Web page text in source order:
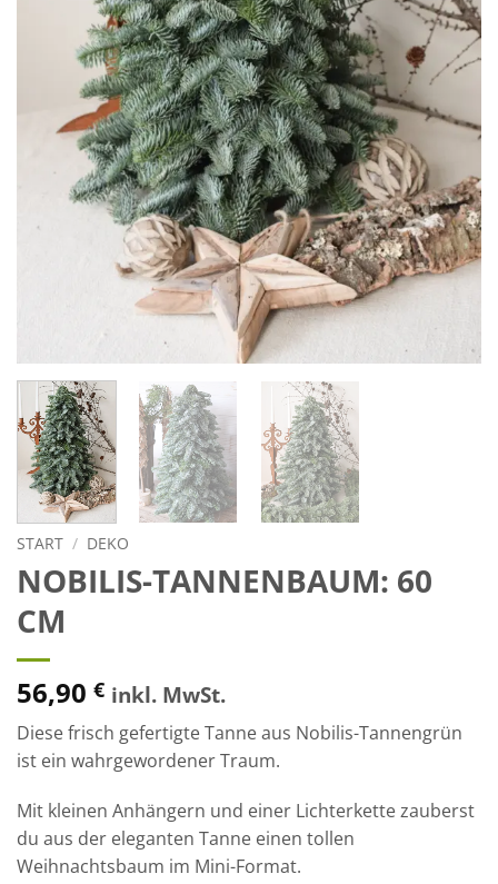
START / DEKO
NOBILIS-TANNENBAUM: 60
CM
56,90 € inkl. MwSt.
Diese frisch gefertigte Tanne aus Nobilis-Tannengrün
ist ein wahrgewordener Traum.
Mit kleinen Anhängern und einer Lichterkette zauberst
du aus der eleganten Tanne einen tollen
Weihnachtsbaum im Mini-Format.